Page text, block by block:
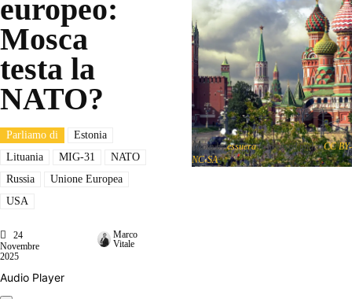
europeo:
Mosca
testa la
NATO?
Parliamo di
Estonia
Lituania
MIG-31
NATO
Russia
Unione Europea
USA
24
Novembre
2025
Marco
Vitale
Audio Player
Photo byessuerais licensed underCC BY-
NC-SA